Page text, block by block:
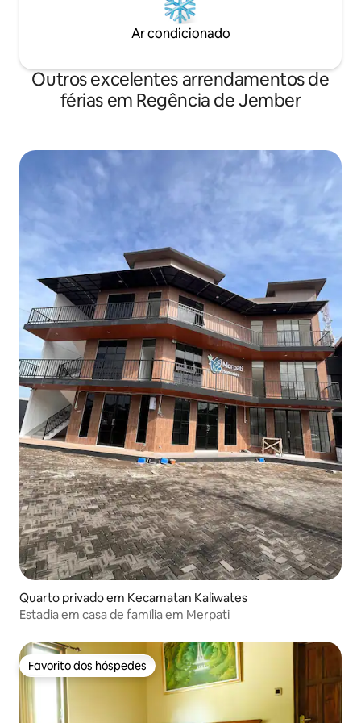
Ar condicionado
Outros excelentes arrendamentos de
férias em Regência de Jember
Quarto privado em Kecamatan Kaliwates
Estadia em casa de família em Merpati
Favorito dos hóspedes
Favorito dos hóspedes